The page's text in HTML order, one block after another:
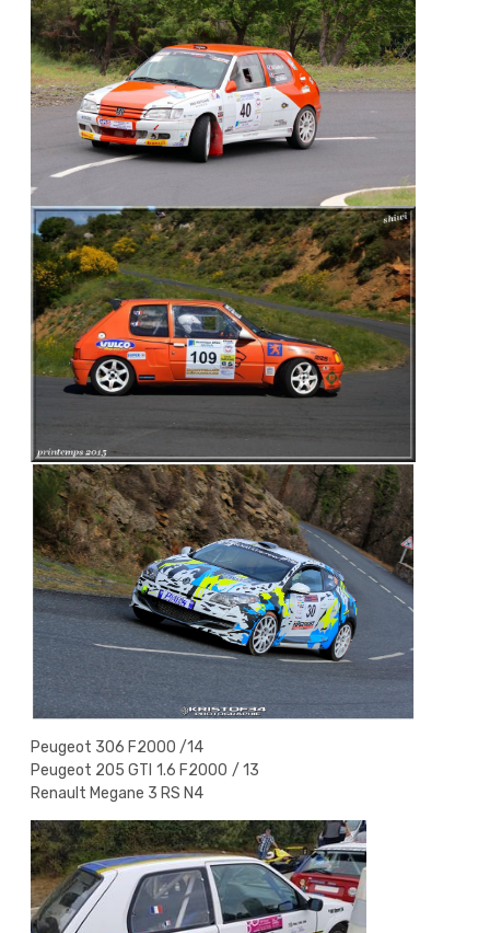
Peugeot 306 F2000 /14
Peugeot 205 GTI 1.6 F2000 / 13
Renault Megane 3 RS N4